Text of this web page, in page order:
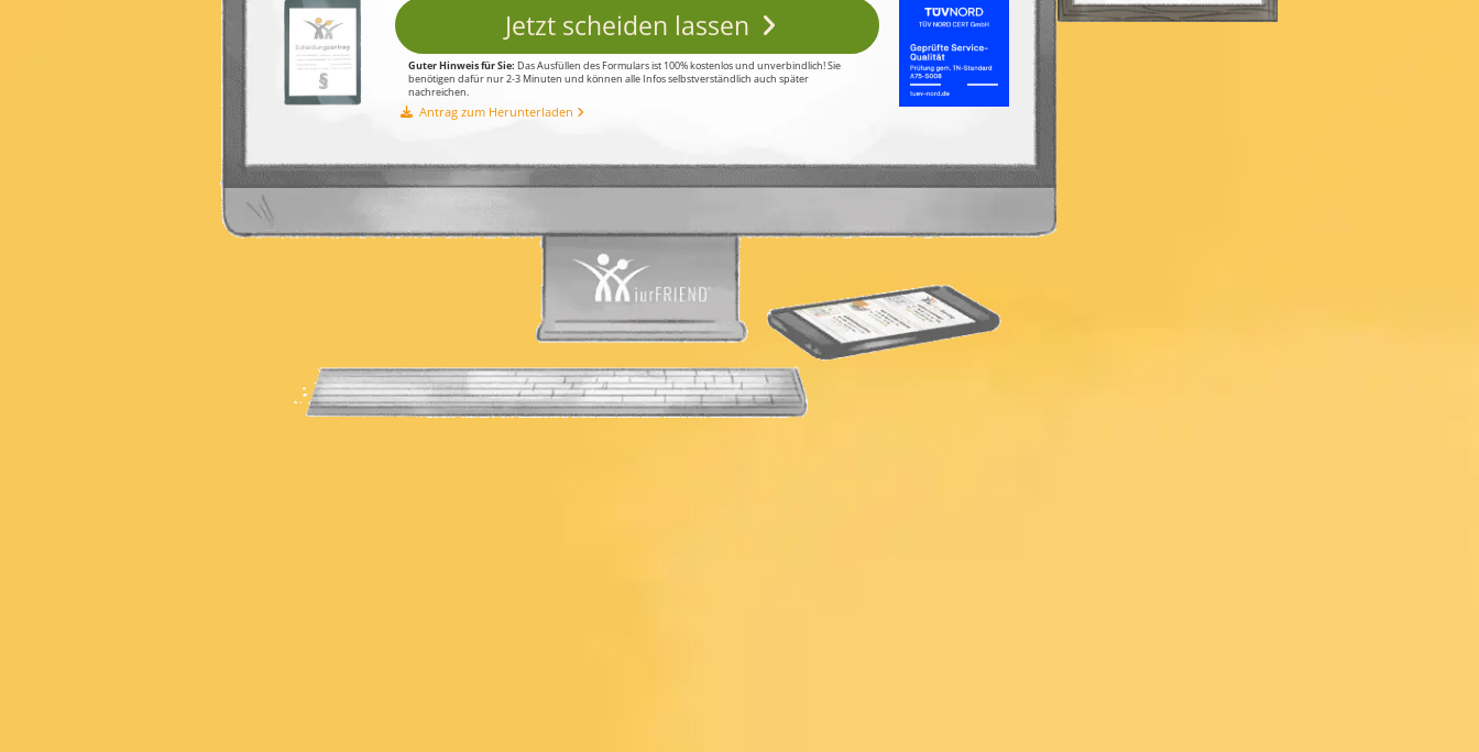
Jetzt scheiden lassen
Guter Hinweis für Sie: Das Ausfüllen des Formulars ist 100% kostenlos und unverbindlich! Sie
benötigen dafür nur 2-3 Minuten und können alle Infos selbstverständlich auch später
nachreichen.
Antrag zum Herunterladen